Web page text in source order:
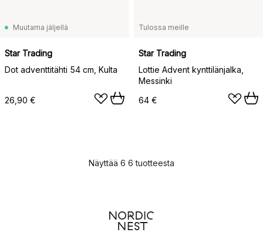
Muutama jäljellä
Star Trading
Dot adventtitähti 54 cm, Kulta
26,90 €
Tulossa meille
Star Trading
Lottie Advent kynttilänjalka,
Messinki
64 €
Näyttää 6 6 tuotteesta